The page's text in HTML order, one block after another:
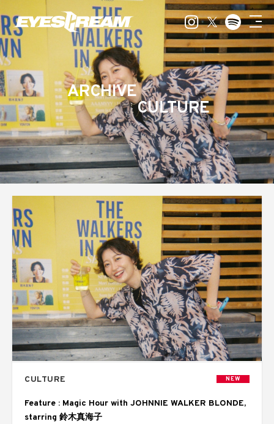
ARCHIVE
CULTURE
CULTURE NEW
Feature : Magic Hour with JOHNNIE WALKER BLONDE,
starring 鈴木真海子